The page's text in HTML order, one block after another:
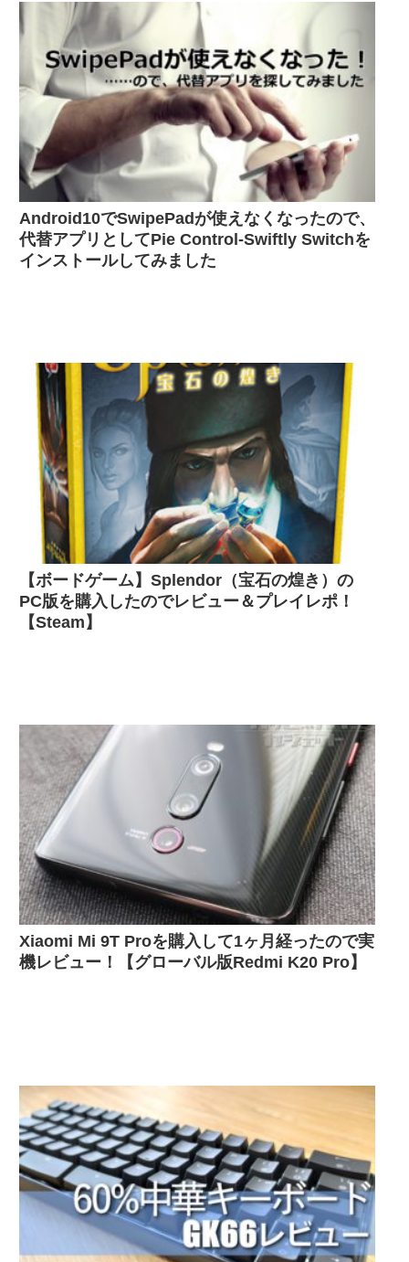
Android10でSwipePadが使えなくなったので、
代替アプリとしてPie Control-Swiftly Switchを
インストールしてみました
【ボードゲーム】Splendor（宝石の煌き）の
PC版を購入したのでレビュー＆プレイレポ！
【Steam】
Xiaomi Mi 9T Proを購入して1ヶ月経ったので実
機レビュー！【グローバル版Redmi K20 Pro】